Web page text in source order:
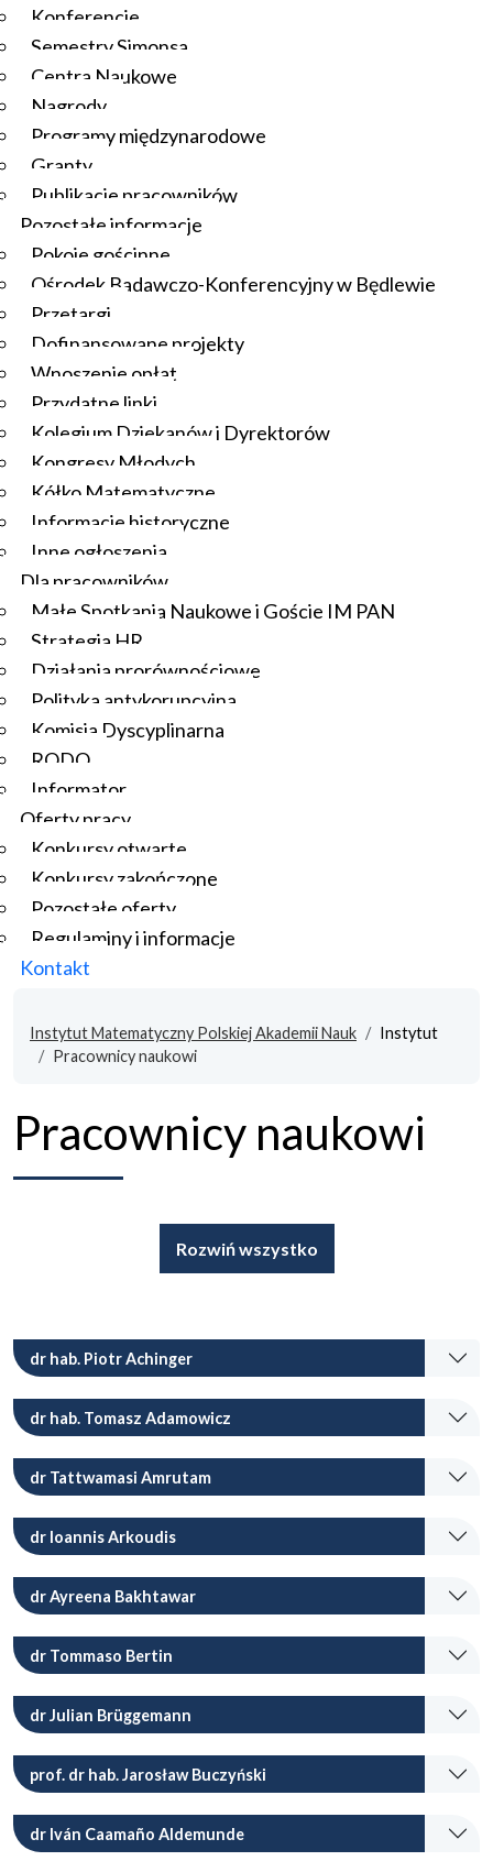
Konferencje
Semestry Simonsa
Centra Naukowe
Nagrody
Programy międzynarodowe
Granty
Publikacje pracowników
Pozostałe informacje
Pokoje gościnne
Ośrodek Badawczo-Konferencyjny w Będlewie
Przetargi
Dofinansowane projekty
Wnoszenie opłat
Przydatne linki
Kolegium Dziekanów i Dyrektorów
Kongresy Młodych
Kółko Matematyczne
Informacje historyczne
Inne ogłoszenia
Dla pracowników
Małe Spotkania Naukowe i Goście IM PAN
Strategia HR
Działania prorównościowe
Polityka antykorupcyjna
Komisja Dyscyplinarna
RODO
Informator
Oferty pracy
Konkursy otwarte
Konkursy zakończone
Pozostałe oferty
Regulaminy i informacje
Kontakt
Instytut Matematyczny Polskiej Akademii Nauk
Instytut
Pracownicy naukowi
Pracownicy naukowi
Rozwiń wszystko
dr hab. Piotr Achinger
dr hab. Tomasz Adamowicz
dr Tattwamasi Amrutam
dr Ioannis Arkoudis
dr Ayreena Bakhtawar
dr Tommaso Bertin
dr Julian Brüggemann
prof. dr hab. Jarosław Buczyński
dr Iván Caamaño Aldemunde